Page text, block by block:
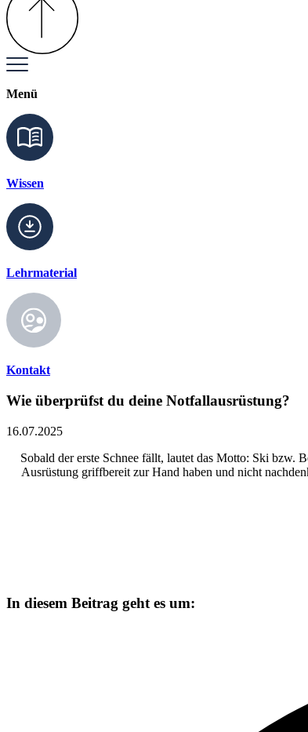
Menü
Wissen
Lehrmaterial
Kontakt
Wie überprüfst du deine Notfallausrüstung?
16.07.2025
Sobald der erste Schnee fällt, lautet das Motto: Ski bzw.
Ausrüstung griffbereit zur Hand haben und nicht
In diesem Beitrag geht es um: